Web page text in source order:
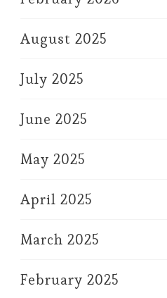
August 2025
July 2025
June 2025
May 2025
April 2025
March 2025
February 2025